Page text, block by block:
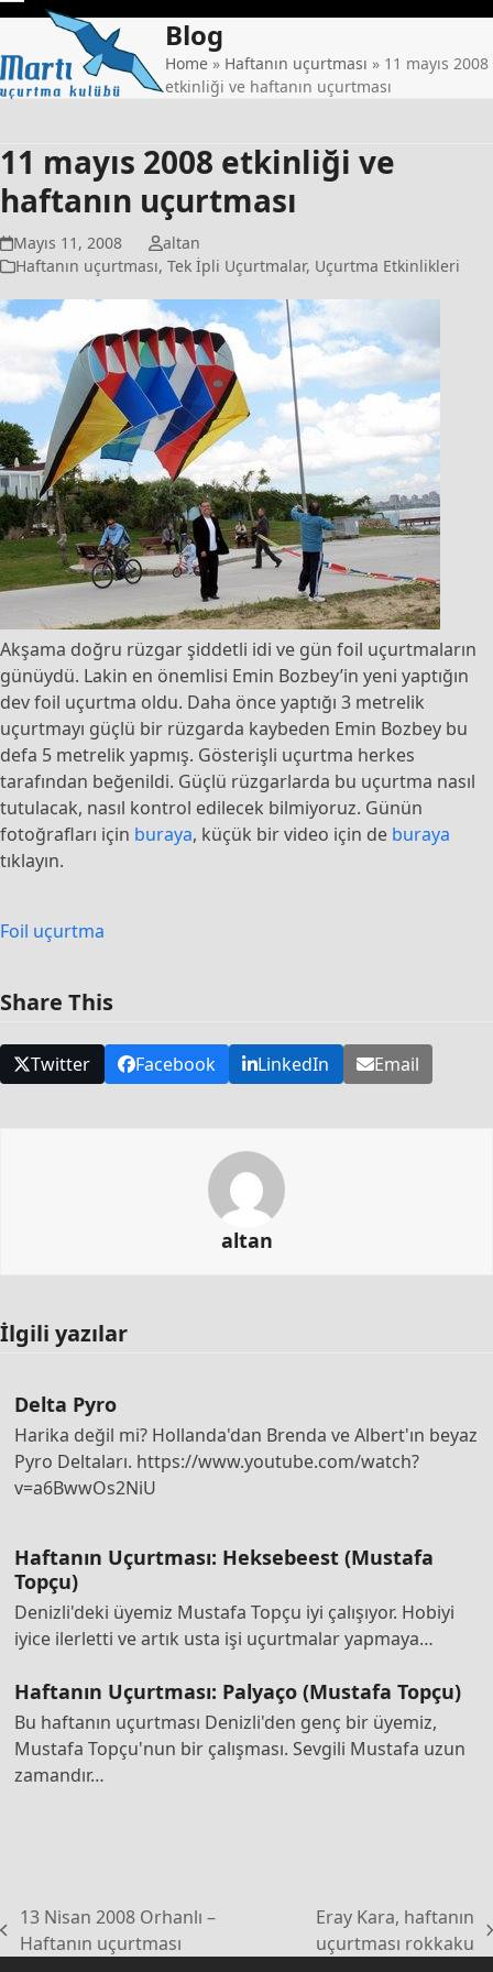
Skip
content
Open
mobile
menu
Close
mobile
menu
Blog
Home » Haftanın uçurtması » 11 mayıs 2008
etkinliği ve haftanın uçurtması
11 mayıs 2008 etkinliği ve
haftanın uçurtması
Mayıs 11, 2008
altan
Haftanın uçurtması, Tek İpli Uçurtmalar, Uçurtma Etkinlikleri
Akşama doğru rüzgar şiddetli idi ve gün foil uçurtmaların
günüydü. Lakin en önemlisi Emin Bozbey’in yeni yaptığın
dev foil uçurtma oldu. Daha önce yaptığı 3 metrelik
uçurtmayı güçlü bir rüzgarda kaybeden Emin Bozbey bu
defa 5 metrelik yapmış. Gösterişli uçurtma herkes
tarafından beğenildi. Güçlü rüzgarlarda bu uçurtma nasıl
tutulacak, nasıl kontrol edilecek bilmiyoruz. Günün
fotoğrafları için buraya, küçük bir video için de buraya
tıklayın.
Foil uçurtma
Share This
Twitter Facebook LinkedIn Email
altan
İlgili yazılar
Delta Pyro
Harika değil mi? Hollanda'dan Brenda ve Albert'ın beyaz
Pyro Deltaları. https://www.youtube.com/watch?
v=a6BwwOs2NiU
Haftanın Uçurtması: Heksebeest (Mustafa
Topçu)
Denizli'deki üyemiz Mustafa Topçu iyi çalışıyor. Hobiyi
iyice ilerletti ve artık usta işi uçurtmalar yapmaya…
Haftanın Uçurtması: Palyaço (Mustafa Topçu)
Bu haftanın uçurtması Denizli'den genç bir üyemiz,
Mustafa Topçu'nun bir çalışması. Sevgili Mustafa uzun
zamandır…
previous
13 Nisan 2008 Orhanlı –
Haftanın uçurtması
Eray Kara, haftanın
uçurtması rokkaku